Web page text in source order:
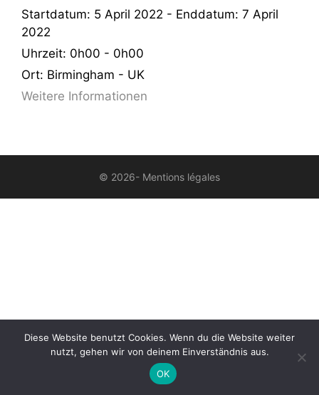
Startdatum: 5 April 2022 - Enddatum: 7 April
2022
Uhrzeit: 0h00 - 0h00
Ort: Birmingham - UK
Weitere Informationen
© 2026- Mentions légales
Diese Website benutzt Cookies. Wenn du die Website weiter
nutzt, gehen wir von deinem Einverständnis aus.
OK